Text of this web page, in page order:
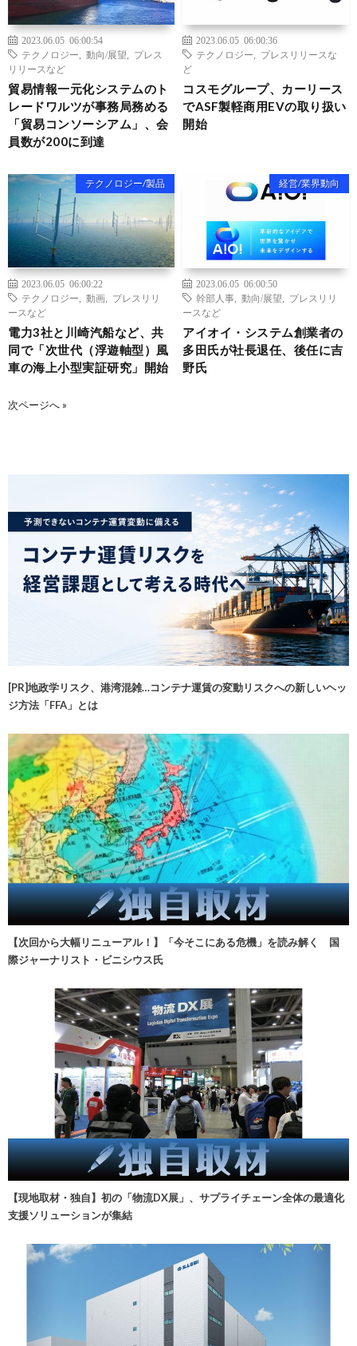
2023.06.05 06:00:54
テクノロジー
動向/展望
プレス
リリースなど
貿易情報一元化システムのト
レードワルツが事務局務める
「貿易コンソーシアム」、会
員数が200に到達
2023.06.05 06:00:36
テクノロジー
プレスリリースな
ど
コスモグループ、カーリース
でASF製軽商用EVの取り扱い
開始
テクノロジー/製品
2023.06.05 06:00:22
テクノロジー
動画
プレスリリ
ースなど
電力3社と川崎汽船など、共
同で「次世代（浮遊軸型）風
車の海上小型実証研究」開始
経営/業界動向
2023.06.05 06:00:50
幹部人事
動向/展望
プレスリリ
ースなど
アイオイ・システム創業者の
多田氏が社長退任、後任に吉
野氏
次ページへ »
[PR]地政学リスク、港湾混雑…コンテナ運賃の変動リスクへの新しいヘッ
ジ方法「FFA」とは
【次回から大幅リニューアル！】「今そこにある危機」を読み解く 国
際ジャーナリスト・ビニシウス氏
【現地取材・独自】初の「物流DX展」、サプライチェーン全体の最適化
支援ソリューションが集結